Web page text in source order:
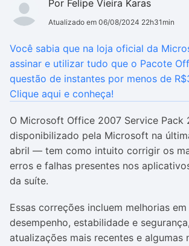
Por Felipe Vieira Karas
Atualizado em 06/08/2024 22h31min
Você sabia que na loja oficial da
assinar e utilizar tudo que o Pacote
questão de instantes por menos de
Clique aqui e conheça!
O Microsoft Office 2007 Service
disponibilizado pela Microsoft na
abril — tem como intuito corrigir os
erros e falhas presentes nos
da suíte.
Essas correções incluem melhorias
desempenho, estabilidade e
atualizações mais recentes e algumas